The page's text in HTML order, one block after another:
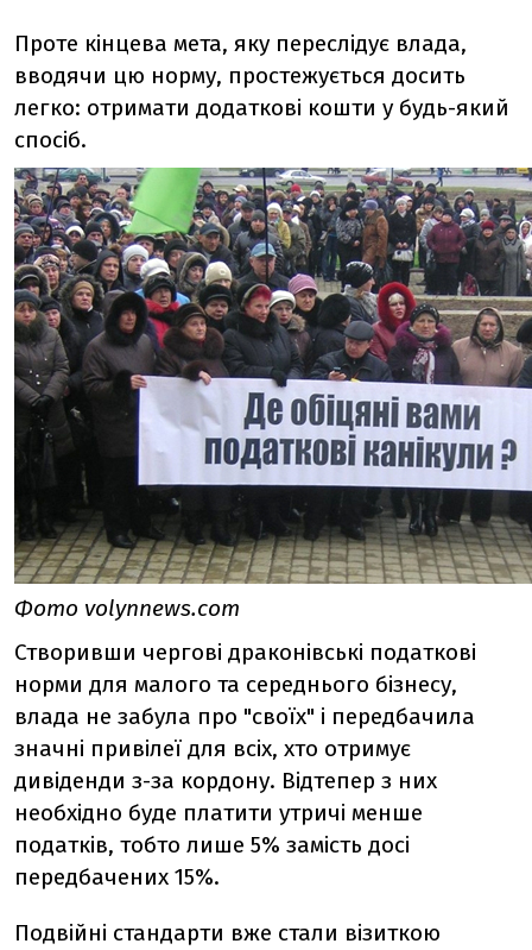
Проте кінцева мета, яку переслідує влада,
вводячи цю норму, простежується досить
легко: отримати додаткові кошти у будь-який
спосіб.
Фото volynnews.com
Створивши чергові драконівські податкові
норми для малого та середнього бізнесу,
влада не забула про "своїх" і передбачила
значні привілеї для всіх, хто отримує
дивіденди з-за кордону. Відтепер з них
необхідно буде платити утричі менше
податків, тобто лише 5% замість досі
передбачених 15%.
Подвійні стандарти вже стали візиткою